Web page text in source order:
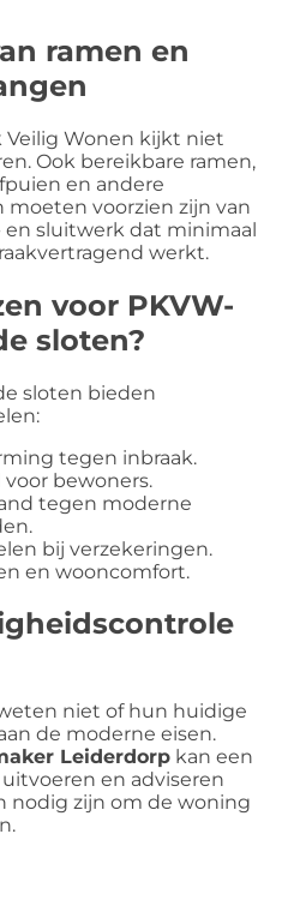
ramen en
Wonen kijkt niet
Ook bereikbare ramen,
en andere
voorzien zijn van
sluitwerk dat minimaal
werkt.
voor PKVW-
sloten?
sloten bieden
tegen inbraak.
bewoners.
tegen moderne
bij verzekeringen.
en wooncomfort.
niet of hun huidige
de moderne eisen.
Leiderdorp kan een
en adviseren
nodig zijn om de woning